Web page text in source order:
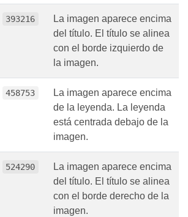
393216
La imagen aparece encima
del título. El título se alinea
con el borde izquierdo de
la imagen.
458753
La imagen aparece encima
de la leyenda. La leyenda
está centrada debajo de la
imagen.
524290
La imagen aparece encima
del título. El título se alinea
con el borde derecho de la
imagen.